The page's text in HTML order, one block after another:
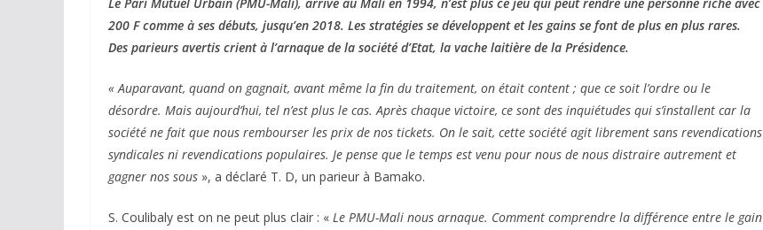
Le Pari Mutuel Urbain (PMU-Mali), arrivé au Mali en 1994, n’est plus ce jeu qui peut rendre une personne riche avec
200 F comme à ses débuts, jusqu’en 2018. Les stratégies se développent et les gains se font de plus en plus rares.
Des parieurs avertis crient à l’arnaque de la société d’Etat, la vache laitière de la Présidence.
« Auparavant, quand on gagnait, avant même la fin du traitement, on était content ; que ce soit l’ordre ou le
désordre. Mais aujourd’hui, tel n’est plus le cas. Après chaque victoire, ce sont des inquiétudes qui s’installent car la
société ne fait que nous rembourser les prix de nos tickets. On le sait, cette société agit librement sans revendications
syndicales ni revendications populaires. Je pense que le temps est venu pour nous de nous distraire autrement et
gagner nos sous », a déclaré T. D, un parieur à Bamako.
S. Coulibaly est on ne peut plus clair : « Le PMU-Mali nous arnaque. Comment comprendre la différence entre le gain